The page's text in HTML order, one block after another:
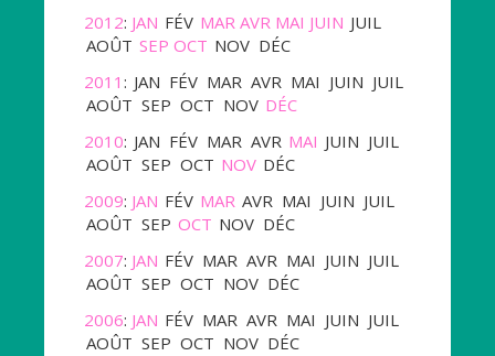
2012: JAN FÉV MAR AVR MAI JUIN JUIL
AOÛT SEP OCT NOV DÉC
2011 : JAN FÉV MAR AVR MAI JUIN JUIL
AOÛT SEP OCT NOV DÉC
2010: JAN FÉV MAR AVR MAI JUIN JUIL
AOÛT SEP OCT NOV DÉC
2009: JAN FÉV MAR AVR MAI JUIN JUIL
AOÛT SEP OCT NOV DÉC
2007: JAN FÉV MAR AVR MAI JUIN JUIL
AOÛT SEP OCT NOV DÉC
2006: JAN FÉV MAR AVR MAI JUIN JUIL
AOÛT SEP OCT NOV DÉC